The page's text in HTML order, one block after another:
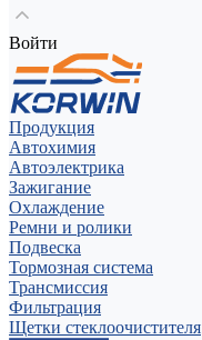
Войти
Продукция
Автохимия
Автоэлектрика
Зажигание
Охлаждение
Ремни и ролики
Подвеска
Тормозная система
Трансмиссия
Фильтрация
Щетки стеклоочистителя